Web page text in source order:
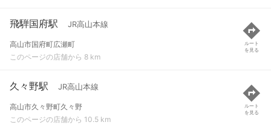
飛騨国府駅 JR高山本線
高山市国府町広瀬町
このページの店舗から 8 km
ルート
を見る
久々野駅 JR高山本線
高山市久々野町久々野
このページの店舗から 10.5 km
ルート
を見る